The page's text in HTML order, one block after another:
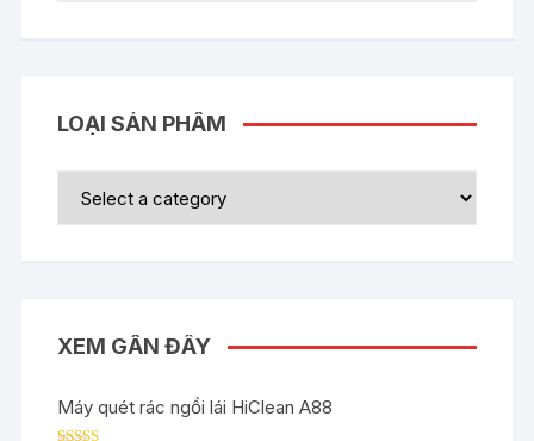
LOẠI SẢN PHẨM
XEM GẦN ĐÂY
Máy quét rác ngồi lái HiClean A88